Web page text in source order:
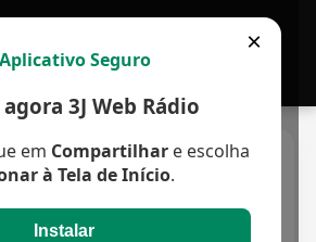
×
Aplicativo Seguro
3J Web Rádio
em Compartilhare escolha
à Tela de Início.
Instalar